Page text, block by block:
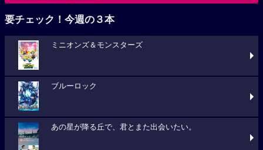
要チェック！今週の３本
ミニオンズ＆モンスターズ
ブルーロック
あの星が降る丘で、君とまた出会いたい。